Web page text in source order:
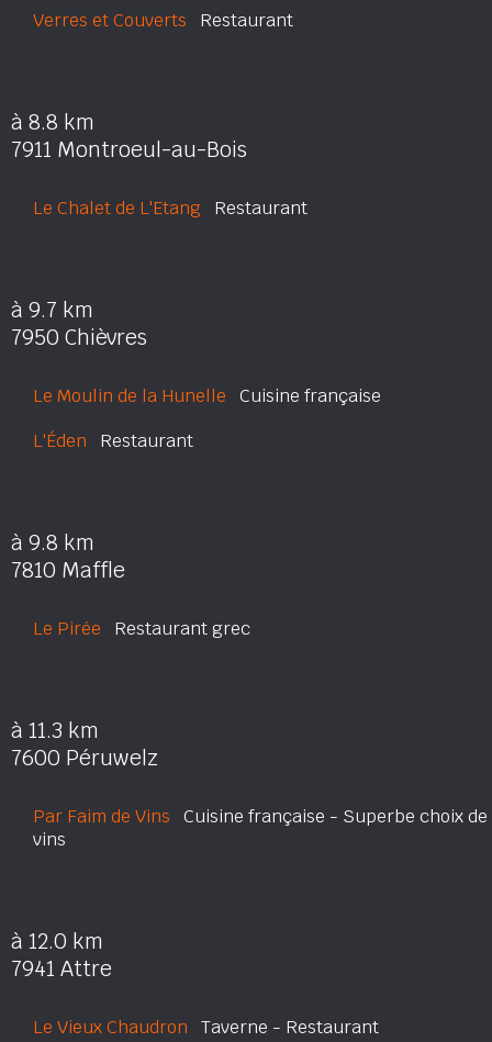
Verres et Couverts Restaurant
à 8.8 km
7911 Montroeul-au-Bois
Le Chalet de L'Etang Restaurant
à 9.7 km
7950 Chièvres
Le Moulin de la Hunelle Cuisine française
L'Éden Restaurant
à 9.8 km
7810 Maffle
Le Pirée Restaurant grec
à 11.3 km
7600 Péruwelz
Par Faim de Vins Cuisine française - Superbe choix de
vins
à 12.0 km
7941 Attre
Le Vieux Chaudron Taverne - Restaurant